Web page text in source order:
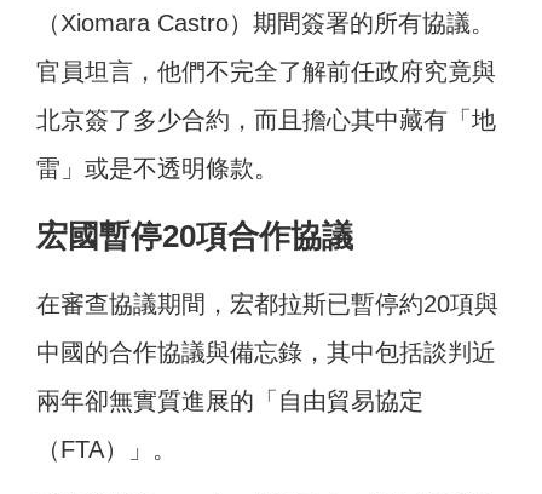
（Xiomara Castro）期間簽署的所有協議。
官員坦言，他們不完全了解前任政府究竟與
北京簽了多少合約，而且擔心其中藏有「地
雷」或是不透明條款。
宏國暫停20項合作協議
在審查協議期間，宏都拉斯已暫停約20項與
中國的合作協議與備忘錄，其中包括談判近
兩年卻無實質進展的「自由貿易協定
（FTA）」。